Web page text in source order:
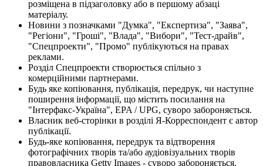
розміщена в підзаголовку або в першому абзаці
матеріалу.
Новини з позначками "Думка", "Експертиза", "Заява",
"Регіони", "Гроші", "Влада", "Вибори", "Тест-драйв",
"Спецпроекти", "Промо" публікуються на правах
реклами.
Розділ Спецпроекти створюється спільно з
комерційними партнерами.
Будь яке копіювання, публікація, передрук, чи наступне
поширення інформації, що містить посилання на
"Інтерфакс-Україна", EPA / UPG, суворо забороняється.
Власник веб-сторінки в розділі Я-Корреспондент є автор
публікації.
Будь-яке копіювання, передрук та відтворення
фотографічних творів та/або аудіовізуальних творів
правовласника Getty Images - суворо забороняється.